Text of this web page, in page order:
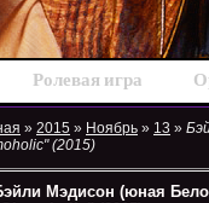
Ролевая игра
» 2015 » Ноябрь » 13 »
(2015)
Мэдисон (юная